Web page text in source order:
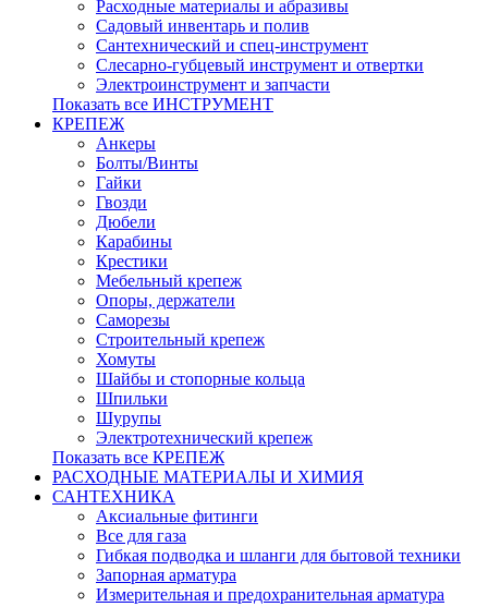
Расходные материалы и абразивы
Садовый инвентарь и полив
Сантехнический и спец-инструмент
Слесарно-губцевый инструмент и отвертки
Электроинструмент и запчасти
Показать все ИНСТРУМЕНТ
КРЕПЕЖ
Анкеры
Болты/Винты
Гайки
Гвозди
Дюбели
Карабины
Крестики
Мебельный крепеж
Опоры, держатели
Саморезы
Строительный крепеж
Хомуты
Шайбы и стопорные кольца
Шпильки
Шурупы
Электротехнический крепеж
Показать все КРЕПЕЖ
РАСХОДНЫЕ МАТЕРИАЛЫ И ХИМИЯ
САНТЕХНИКА
Аксиальные фитинги
Все для газа
Гибкая подводка и шланги для бытовой техники
Запорная арматура
Измерительная и предохранительная арматура